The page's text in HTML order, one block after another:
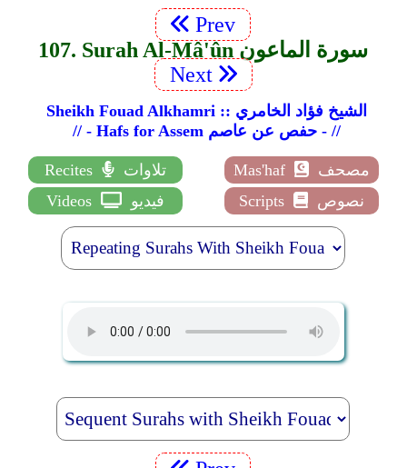
Prev
107. Surah Al-Mâ'ûn سورة الماعون
Next
Sheikh Fouad Alkhamri :: الشيخ فؤاد الخامري
// - Hafs for Assem حفص عن عاصم - //
Recites تلاوات Mas'haf
مصحف
Videos
فيديو Scripts نصوص